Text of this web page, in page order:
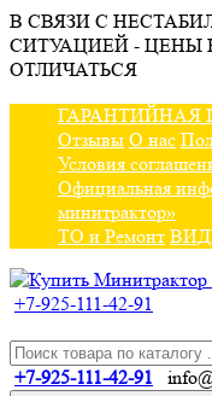
В СВЯЗИ С
СИТУАЦИЕЙ - ЦЕНЫ
ОТЛИЧАТЬСЯ
ГАРАНТИЙНАЯ
Отзывы О нас
Условия
Официальная
минитрактор»
ТО и Ремонт
+7-925-111-42-91
+7-925-111-42-91